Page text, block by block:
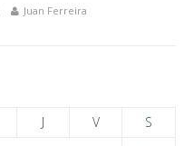
Juan Ferreira
J V S